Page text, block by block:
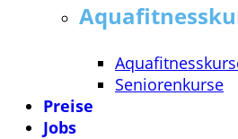
Seniorenkurse
Preise
Jobs